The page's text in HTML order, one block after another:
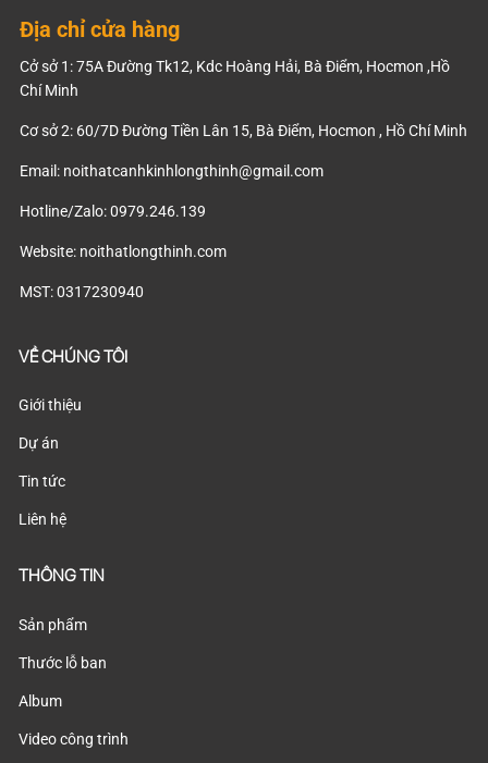
Địa chỉ cửa hàng
Cở sở 1: 75A Đường Tk12, Kdc Hoàng Hải, Bà Điểm, Hocmon ,Hồ
Chí Minh
Cơ sở 2: 60/7D Đường Tiền Lân 15, Bà Điểm, Hocmon , Hồ Chí Minh
Email: noithatcanhkinhlongthinh@gmail.com
Hotline/Zalo: 0979.246.139
Website: noithatlongthinh.com
MST: 0317230940
VỀ CHÚNG TÔI
Giới thiệu
Dự án
Tin tức
Liên hệ
THÔNG TIN
Sản phẩm
Thước lỗ ban
Album
Video công trình